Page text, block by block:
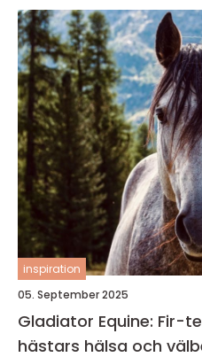
inspiration
05. September 2025
Gladiator Equine: Fir-
hästars hälsa och